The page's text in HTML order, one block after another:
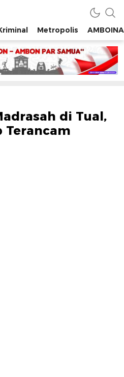
Metropolis AMBOINA
di Tual,
Terancam